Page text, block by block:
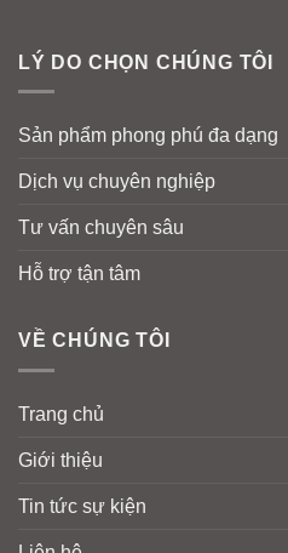
LÝ DO CHỌN CHÚNG TÔI
Sản phẩm phong phú đa dạng
Dịch vụ chuyên nghiệp
Tư vấn chuyên sâu
Hỗ trợ tận tâm
VỀ CHÚNG TÔI
Trang chủ
Giới thiệu
Tin tức sự kiện